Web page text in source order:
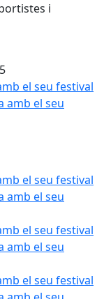
i
el seu festival
el seu festival
el seu festival
el seu festival